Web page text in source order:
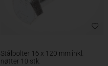
Stålbolter 16 x 120 mm inkl.
nøtter 10 stk.